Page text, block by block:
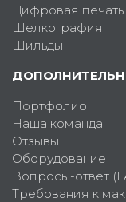
Цифровая печать
Шелкография
Шильды
Портфолио
Наша команда
Отзывы
Оборудование
Вопросы-ответ
Требования к